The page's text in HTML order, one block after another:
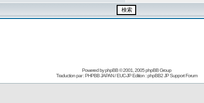
Powered byphpBB© 2001, 2005 phpBB Group
Traduction par : PHPBB JAPAN / EUC-JP Edition :phpBB2 JP Support Forum